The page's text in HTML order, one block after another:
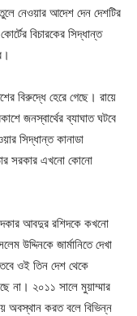
নেওয়ার আদেশ দেন দেশটির
বিচারকের সিদ্ধান্ত
বিরুদ্ধে হেরে গেছে। রায়ে
জনস্বার্থের ব্যাঘাত ঘটবে
সিদ্ধান্ত কানাডা
সরকার এখনো কোনো
আবদুর রশিদকে কখনো
উদ্দিনকে জার্মানিতে দেখা
ওই তিন দেশ থেকে
না। ২০১১ সালে মুয়াম্মার
অবস্থান করত বলে বিভিন্ন